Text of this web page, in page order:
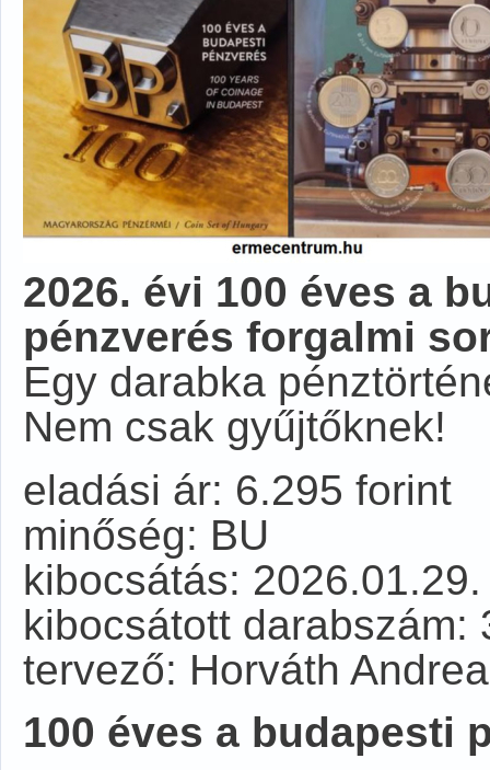
2026. évi 100 éves a
pénzverés forgalmi
Egy darabka
Nem csak gyűjtőknek!
eladási ár: 6.295 forint
minőség: BU
kibocsátás: 2026.01.29.
kibocsátott darabszám:
tervező: Horváth Andrea
100 éves a budapesti